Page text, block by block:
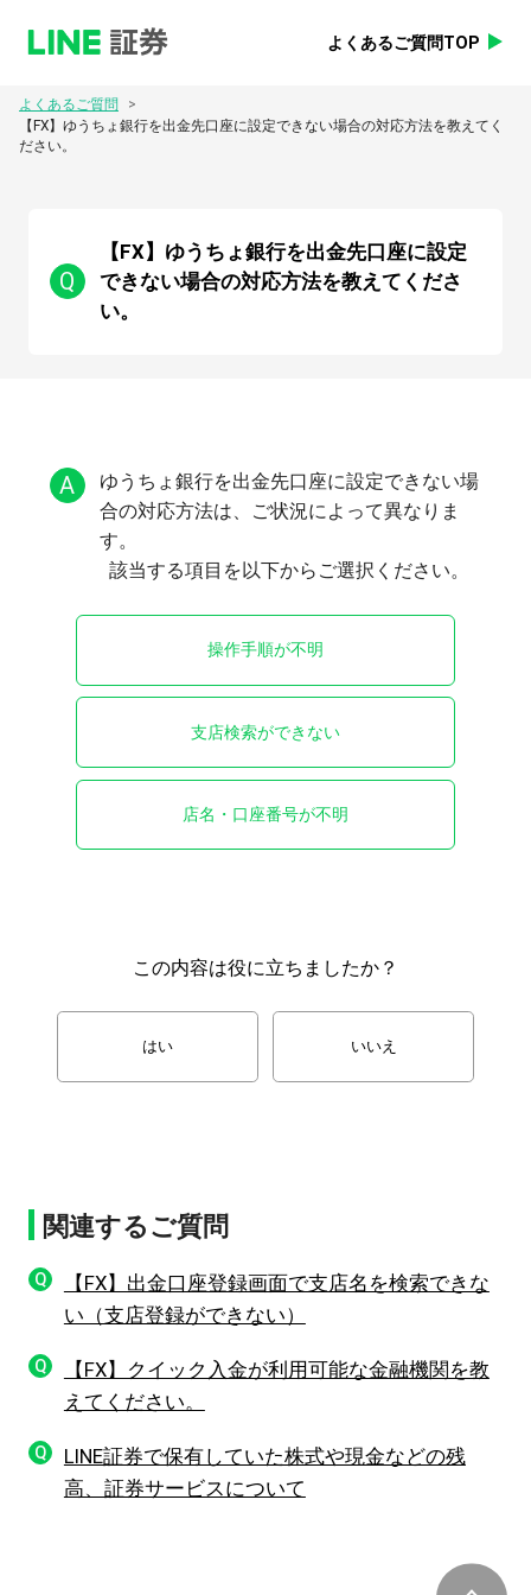
よくあるご質問TOP
よくあるご質問
>
【FX】ゆうちょ銀行を出金先口座に設定できない場合の対応方法を教えてく
ださい。
Q
【FX】ゆうちょ銀行を出金先口座に設定
できない場合の対応方法を教えてくださ
い。
A
ゆうちょ銀行を出金先口座に設定できない場
合の対応方法は、ご状況によって異なりま
す。
操作手順が不明
支店検索ができない
店名・口座番号が不明
この内容は役に立ちましたか？
はい いいえ
関連するご質問
Q
【FX】出⾦⼝座登録画⾯で⽀店名を検索できな
い（支店登録ができない）
Q
【FX】クイック入金が利用可能な金融機関を教
えてください。
Q
LINE証券で保有していた株式や現金などの残
高、証券サービスについて